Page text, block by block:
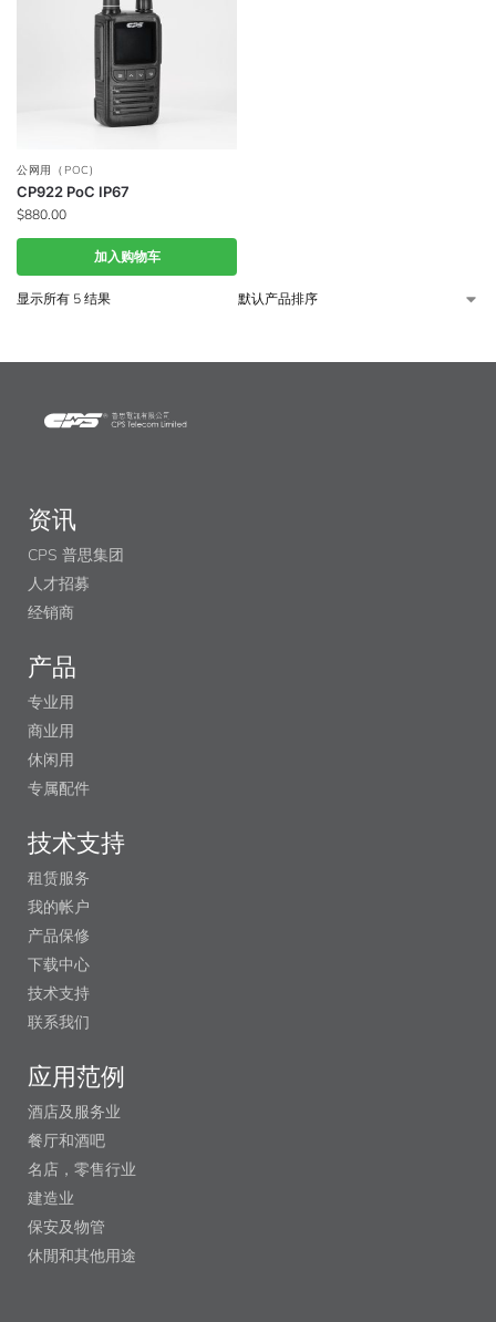
公网用（POC)
CP922 PoC IP67
$880.00
加入购物车
显示所有 5 结果
资讯
CPS 普思集团
人才招募
经销商
产品
专业用
商业用
休闲用
专属配件
技术支持
租赁服务
我的帐户
产品保修
下载中心
技术支持
联系我们
应用范例
酒店及服务业
餐厅和酒吧
名店，零售行业
建造业
保安及物管
休閒和其他用途